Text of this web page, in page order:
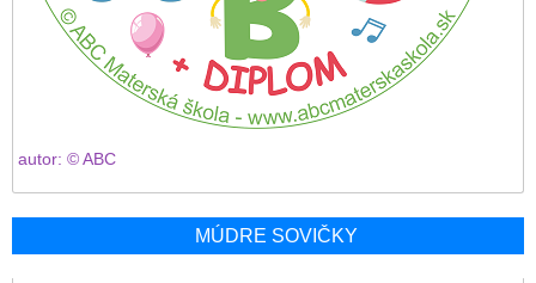
autor: © ABC
MÚDRE SOVIČKY